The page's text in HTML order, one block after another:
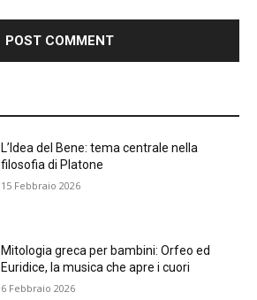
L’Idea del Bene: tema centrale nella
filosofia di Platone
15 Febbraio 2026
Mitologia greca per bambini: Orfeo ed
Euridice, la musica che apre i cuori
6 Febbraio 2026